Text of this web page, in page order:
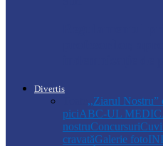
Divertis
,,Ziarul Nostru”
piciABC-UL
nostruConcursuri
cravatăGalerie foto